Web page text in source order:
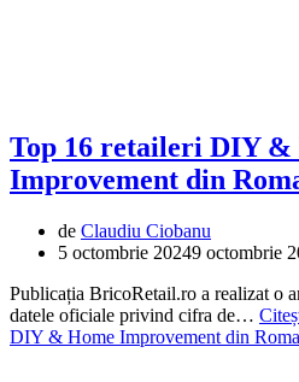
Top 16 retaileri DIY &
Improvement din
de Claudiu Ciobanu
5 octombrie 20249 octombrie
Publicația BricoRetail.ro a realizat o
datele oficiale privind cifra de…
DIY & Home Improvement din